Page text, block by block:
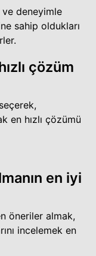
deneyimle
sahip oldukları
çözüm
en hızlı çözümü
en iyi
öneriler almak,
incelemek en